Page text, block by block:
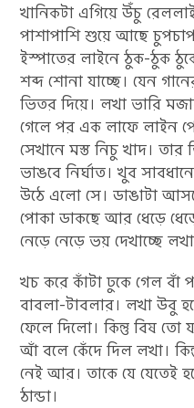
খানিকটা এগিয়ে উঁচু
পাশাপাশি শুয়ে আছে
ইস্পাতের লাইনে ঠুক-ঠুক
শব্দ শোনা যাচ্ছে। যেন
ভিতর দিয়ে। লখা ভারি
গেলে পর এক লাফে লাইন
সেখানে মস্ত নিচু খাদ।
ভাঙবে নির্ঘাত। খুব
উঠে এলো সে। ডাঙাটা
পোকা ডাকছে আর ধেড়ে
নেড়ে নেড়ে ভয় দেখাচ্ছে
খচ করে কাঁটা ঢুকে গেল বাঁ
বাবলা-টাবলার। লখা উবু
ফেলে দিলো। কিন্তু বিষ তো
আঁ বলে কেঁদে দিল লখা।
নেই আর। তাকে যে যেতেই
ঠান্ডা।